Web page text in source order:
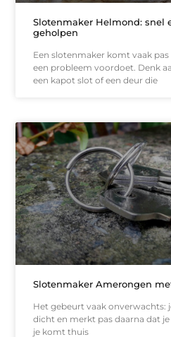
Slotenmaker Helmond: snel
geholpen
Een slotenmaker komt vaak
een probleem voordoet. Denk
een kapot slot of een deur die
Slotenmaker Amerongen
Het gebeurt vaak onverwachts:
dicht en merkt pas daarna dat
je komt thuis